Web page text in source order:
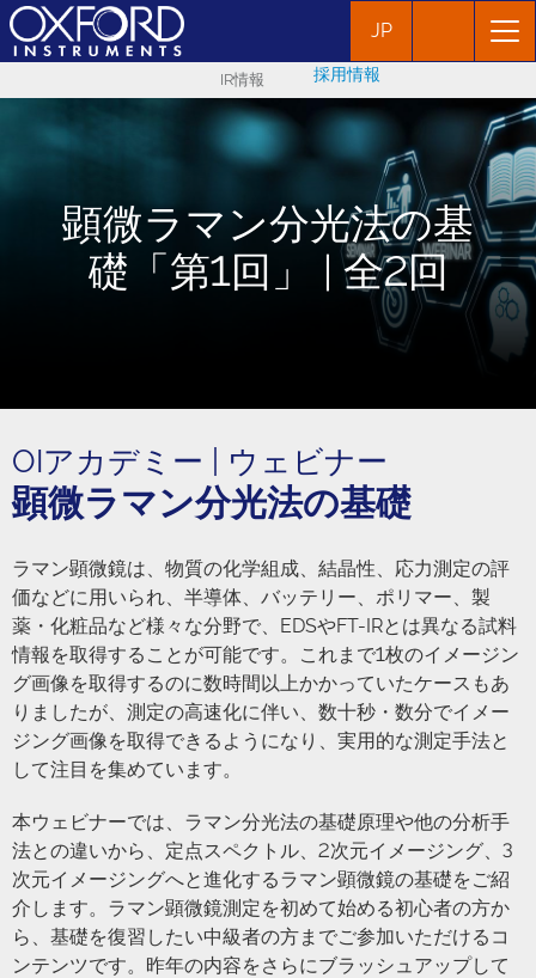
JP
IR情報 採用情報
顕微ラマン分光法の基
礎「第1回」 | 全2回
OIアカデミー | ウェビナー
顕微ラマン分光法の基礎
ラマン顕微鏡は、物質の化学組成、結晶性、応力測定の評
価などに用いられ、半導体、バッテリー、ポリマー、製
薬・化粧品など様々な分野で、EDSやFT-IRとは異なる試料
情報を取得することが可能です。これまで1枚のイメージン
グ画像を取得するのに数時間以上かかっていたケースもあ
りましたが、測定の高速化に伴い、数十秒・数分でイメー
ジング画像を取得できるようになり、実用的な測定手法と
して注目を集めています。
本ウェビナーでは、ラマン分光法の基礎原理や他の分析手
法との違いから、定点スペクトル、2次元イメージング、3
次元イメージングへと進化するラマン顕微鏡の基礎をご紹
介します。ラマン顕微鏡測定を初めて始める初心者の方か
ら、基礎を復習したい中級者の方までご参加いただけるコ
ンテンツです。昨年の内容をさらにブラッシュアップして